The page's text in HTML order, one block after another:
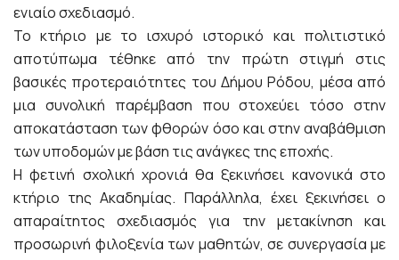
ενιαίο σχεδιασμό.
Το κτήριο με το ισχυρό ιστορικό και πολιτιστικό
αποτύπωμα τέθηκε από την πρώτη στιγμή στις
βασικές προτεραιότητες του Δήμου Ρόδου, μέσα από
μια συνολική παρέμβαση που στοχεύει τόσο στην
αποκατάσταση των φθορών όσο και στην αναβάθμιση
των υποδομών με βάση τις ανάγκες της εποχής.
Η φετινή σχολική χρονιά θα ξεκινήσει κανονικά στο
κτήριο της Ακαδημίας. Παράλληλα, έχει ξεκινήσει ο
απαραίτητος σχεδιασμός για την μετακίνηση και
προσωρινή φιλοξενία των μαθητών, σε συνεργασία με